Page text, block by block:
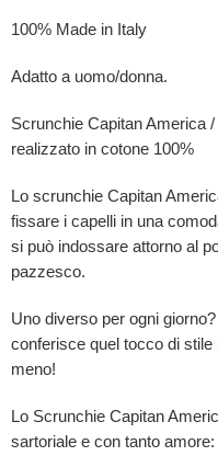
100% Made in Italy
Adatto a uomo/donna.
Scrunchie Capitan America
realizzato in cotone 100%
Lo scrunchie Capitan
fissare i capelli in una
si può indossare attorno al
pazzesco.
Uno diverso per ogni
conferisce quel tocco di stile
meno!
Lo Scrunchie Capitan
sartoriale e con tanto